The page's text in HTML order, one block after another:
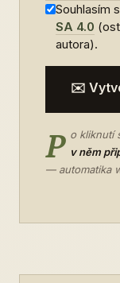
Souhlasím
SA 4.0
autora).
✉️
P o kliknutí
v něm
— automatika